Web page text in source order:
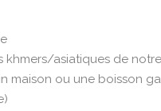
khmers/asiatiques de
maison ou une boisson